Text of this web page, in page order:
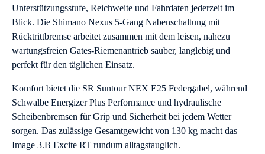
Unterstützungsstufe, Reichweite und Fahrdaten jederzeit im
Blick. Die Shimano Nexus 5-Gang Nabenschaltung mit
Rücktrittbremse arbeitet zusammen mit dem leisen, nahezu
wartungsfreien Gates-Riemenantrieb sauber, langlebig und
perfekt für den täglichen Einsatz.
Komfort bietet die SR Suntour NEX E25 Federgabel, während
Schwalbe Energizer Plus Performance und hydraulische
Scheibenbremsen für Grip und Sicherheit bei jedem Wetter
sorgen. Das zulässige Gesamtgewicht von 130 kg macht das
Image 3.B Excite RT rundum alltagstauglich.